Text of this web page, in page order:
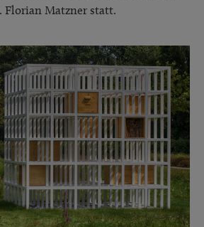
Florian Matzner statt.